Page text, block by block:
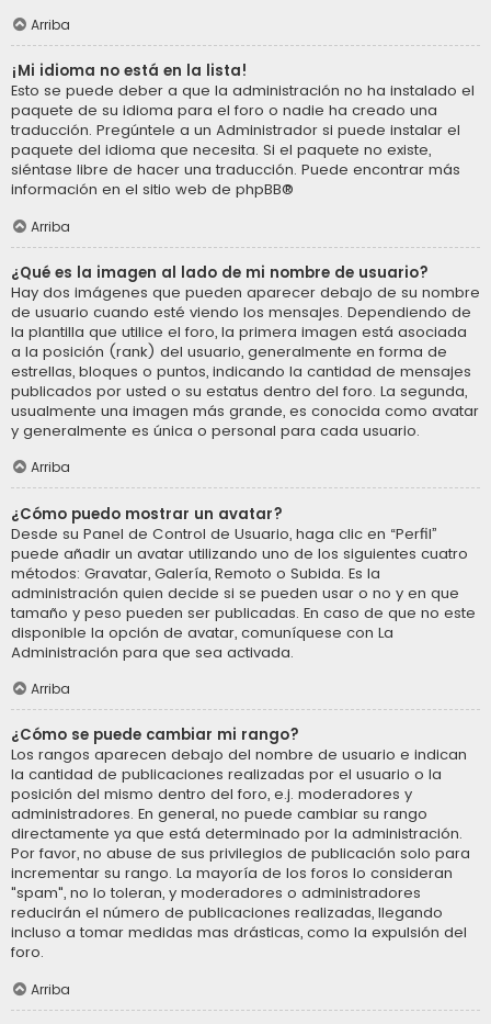
Arriba
¡Mi idioma no está en la lista!
Esto se puede deber a que la administración no ha instalado el
paquete de su idioma para el foro o nadie ha creado una
traducción. Pregúntele a un Administrador si puede instalar el
paquete del idioma que necesita. Si el paquete no existe,
siéntase libre de hacer una traducción. Puede encontrar más
información en el sitio web de phpBB®
Arriba
¿Qué es la imagen al lado de mi nombre de usuario?
Hay dos imágenes que pueden aparecer debajo de su nombre
de usuario cuando esté viendo los mensajes. Dependiendo de
la plantilla que utilice el foro, la primera imagen está asociada
a la posición (rank) del usuario, generalmente en forma de
estrellas, bloques o puntos, indicando la cantidad de mensajes
publicados por usted o su estatus dentro del foro. La segunda,
usualmente una imagen más grande, es conocida como avatar
y generalmente es única o personal para cada usuario.
Arriba
¿Cómo puedo mostrar un avatar?
Desde su Panel de Control de Usuario, haga clic en “Perfil”
puede añadir un avatar utilizando uno de los siguientes cuatro
métodos: Gravatar, Galería, Remoto o Subida. Es la
administración quien decide si se pueden usar o no y en que
tamaño y peso pueden ser publicadas. En caso de que no este
disponible la opción de avatar, comuníquese con La
Administración para que sea activada.
Arriba
¿Cómo se puede cambiar mi rango?
Los rangos aparecen debajo del nombre de usuario e indican
la cantidad de publicaciones realizadas por el usuario o la
posición del mismo dentro del foro, e.j. moderadores y
administradores. En general, no puede cambiar su rango
directamente ya que está determinado por la administración.
Por favor, no abuse de sus privilegios de publicación solo para
incrementar su rango. La mayoría de los foros lo consideran
"spam", no lo toleran, y moderadores o administradores
reducirán el número de publicaciones realizadas, llegando
incluso a tomar medidas mas drásticas, como la expulsión del
foro.
Arriba